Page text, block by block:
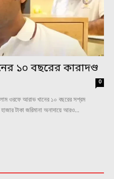
১০ বছরের কারাদণ্ড
0
ওরফে আরাভ খানের ১০ বছরের সশ্রম
টাকা জরিমানা অনাদায়ে আরও...